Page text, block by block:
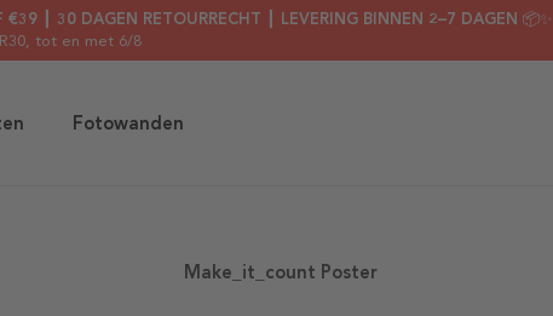
┃ 30 DAGEN RETOURRECHT ┃ LEVERING BINNEN 2–7 DAGEN 📦✨
, tot en met 6/8
Fotowanden
Make_it_count Poster